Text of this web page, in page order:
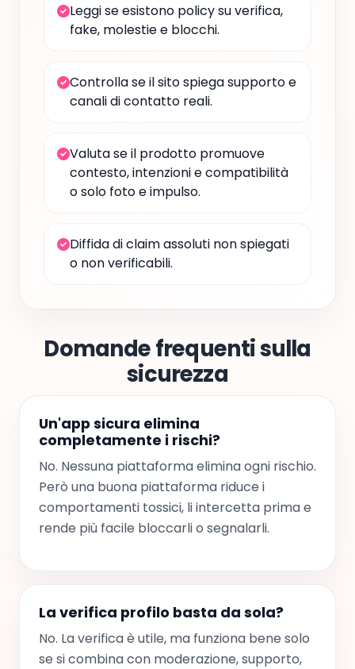
Leggi se esistono policy su verifica,
fake, molestie e blocchi.
Controlla se il sito spiega supporto e
canali di contatto reali.
Valuta se il prodotto promuove
contesto, intenzioni e compatibilità
o solo foto e impulso.
Diffida di claim assoluti non spiegati
o non verificabili.
Domande frequenti sulla
sicurezza
Un'app sicura elimina
completamente i rischi?
No. Nessuna piattaforma elimina ogni rischio.
Però una buona piattaforma riduce i
comportamenti tossici, li intercetta prima e
rende più facile bloccarli o segnalarli.
La verifica profilo basta da sola?
No. La verifica è utile, ma funziona bene solo
se si combina con moderazione, supporto,